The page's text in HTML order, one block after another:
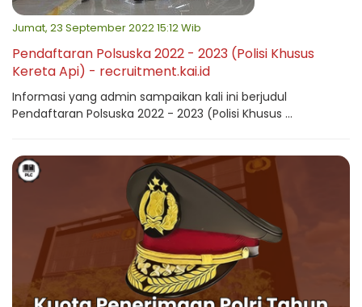
Jumat, 23 September 2022 15:12 Wib
Pendaftaran Polsuska 2022 - 2023 (Polisi Khusus
Kereta Api) - recruitment.kai.id
Informasi yang admin sampaikan kali ini berjudul
Pendaftaran Polsuska 2022 - 2023 (Polisi Khusus ...